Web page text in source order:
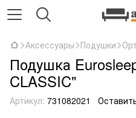
Аксессуары Подушки
Подушка
CLASSIC"
Артикул: 731082021